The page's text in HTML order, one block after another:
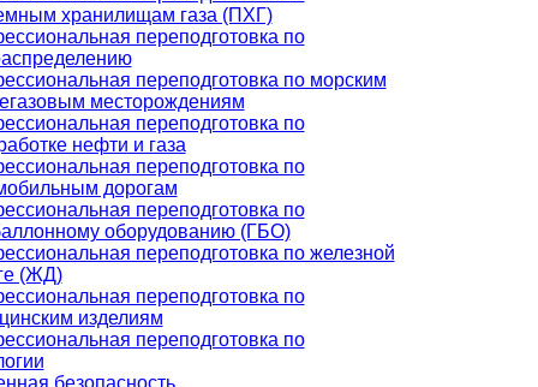
хранилищам газа (ПХГ)
переподготовка по
переподготовка по морским
месторождениям
переподготовка по
нефти и газа
переподготовка по
дорогам
переподготовка по
оборудованию (ГБО)
переподготовка по железной
(ЖД)
переподготовка по
изделиям
переподготовка по
безопасность